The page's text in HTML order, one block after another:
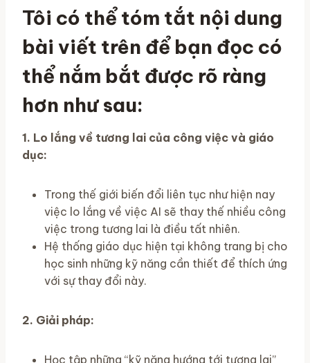
Tôi có thể tóm tắt nội dung
bài viết trên để bạn đọc có
thể nắm bắt được rõ ràng
hơn như sau:
1. Lo lắng về tương lai của công việc và giáo
dục:
Trong thế giới biến đổi liên tục như hiện nay
việc lo lắng về việc AI sẽ thay thế nhiều công
việc trong tương lai là điều tất nhiên.
Hệ thống giáo dục hiện tại không trang bị cho
học sinh những kỹ năng cần thiết để thích ứng
với sự thay đổi này.
2. Giải pháp:
Học tập những “kỹ năng hướng tới tương lai”